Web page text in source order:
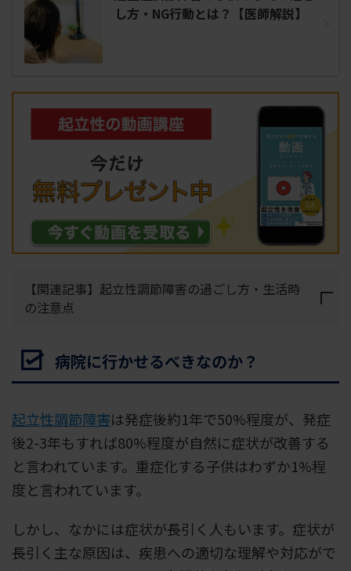
し方・NG行動とは？【医師解説】
【関連記事】起立性調節障害の過ごし方・生活時
の注意点
病院に行かせるべきなのか？
起立性調節障害は発症後約1年で50%程度が、発症
後2-3年もすれば80%程度が自然に症状が改善する
と言われています。重症化する子供はわずか1%程
度と言われています。
しかし、なかには症状が長引く人もいます。症状が
長引く主な原因は、疾患への適切な理解や対応がで